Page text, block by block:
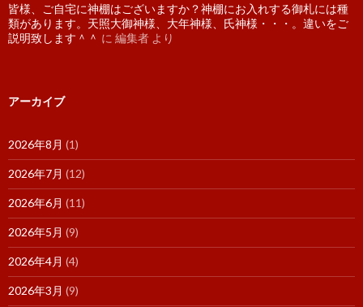
皆様、ご自宅に神棚はございますか？神棚にお入れする御札には種
類があります。天照大御神様、大年神様、氏神様・・・。違いをご
説明致します＾＾ に 編集者 より
アーカイブ
2026年8月 (1)
2026年7月 (12)
2026年6月 (11)
2026年5月 (9)
2026年4月 (4)
2026年3月 (9)